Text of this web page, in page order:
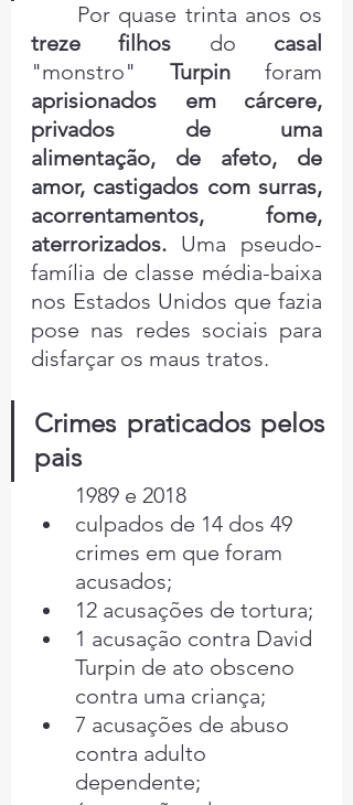
treze filhos do casal
"monstro" Turpin
aprisionados em cárcere,
privados de uma
alimentação, de afeto, de
amor, castigados com surras,
acorrentamentos, fome,
aterrorizados. Uma pseudo-
família de classe média-baixa
nos Estados Unidos que fazia
pose nas redes sociais para
disfarçar os maus tratos.
Crimes praticados pelos
pais
1989 e 2018
culpados de 14 dos 49
crimes em que foram
acusados;
12 acusações de tortura;
1 acusação contra David
Turpin de ato obsceno
contra uma criança;
7 acusações de abuso
contra adulto
dependente;